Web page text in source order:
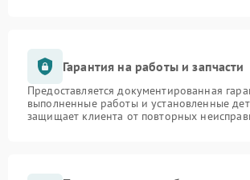
Гарантия на работы и запчасти
Предоставляется документированная
выполненные работы и установленные
защищает клиента от повторных